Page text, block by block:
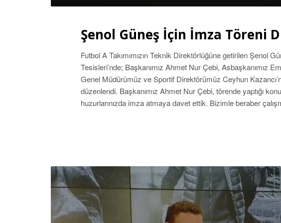
Şenol Güneş İçin İmza Töreni
Futbol A Takımımızın Teknik Direktörlüğüne getirilen Şenol
Tesisleri’nde; Başkanımız Ahmet Nur Çebi, Asbaşkanımız
Genel Müdürümüz ve Sportif Direktörümüz Ceyhun
düzenlendi. Başkanımız Ahmet Nur Çebi, törende yaptığı
huzurlarınızda imza atmaya davet ettik. Bizimle beraber